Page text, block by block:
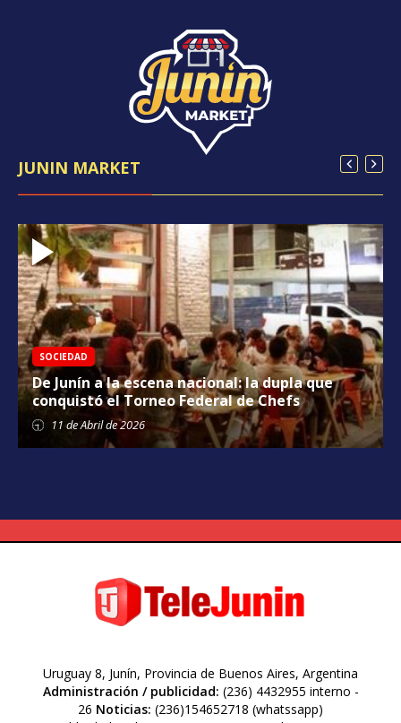
JUNIN MARKET
SOCIEDAD
De Junín a la escena nacional: la dupla que
conquistó el Torneo Federal de Chefs
11 deAbrilde 2026
Uruguay 8, Junín, Provincia de Buenos Aires, Argentina
Administración / publicidad: (236) 4432955 interno -
26 Noticias: (236)154652718 (whatssapp)